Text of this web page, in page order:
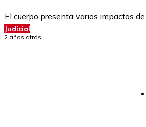
El cuerpo presenta varios impactos
Judicial
2 años atrás